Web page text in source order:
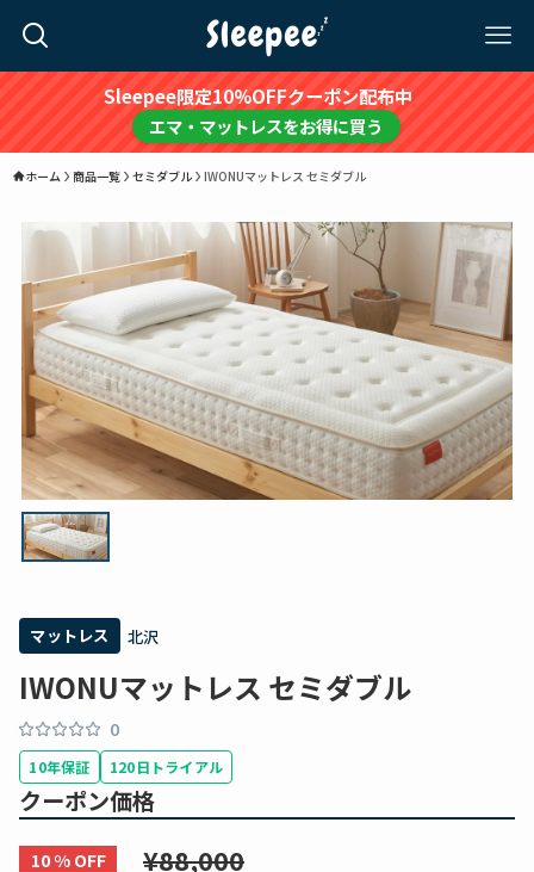
Sleepee限定10%OFFクーポン配布中
エマ・マットレスをお得に買う
ホーム 商品一覧 セミダブル IWONUマットレス セミダブル
マットレス 北沢
IWONUマットレス セミダブル
0
10年保証 120日トライアル
クーポン価格
10 % OFF ¥88,000